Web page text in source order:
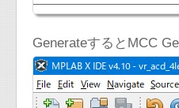
GenerateするとMCC